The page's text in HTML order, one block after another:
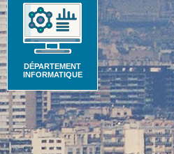
DÉPARTEMENT
INFORMATIQUE